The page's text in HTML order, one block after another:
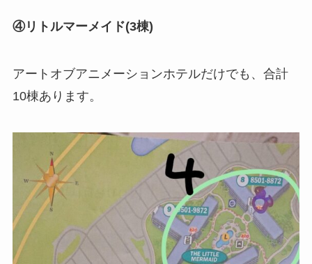
④リトルマーメイド(3棟)
アートオブアニメーションホテルだけでも、合計
10棟あります。